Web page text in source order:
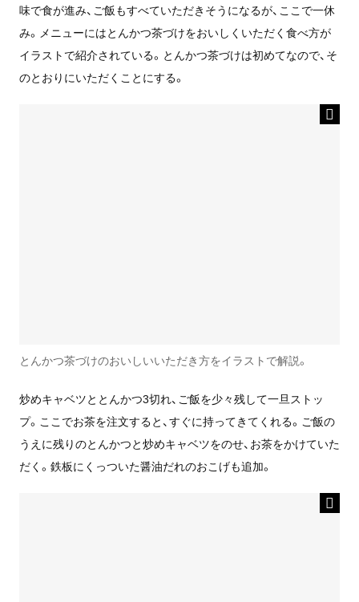
味で食が進み、ご飯もすべていただきそうになるが、ここで一休
み。メニューにはとんかつ茶づけをおいしくいただく食べ方が
イラストで紹介されている。とんかつ茶づけは初めてなので、そ
のとおりにいただくことにする。
とんかつ茶づけのおいしいいただき方をイラストで解説。
炒めキャベツととんかつ3切れ、ご飯を少々残して一旦ストッ
プ。ここでお茶を注文すると、すぐに持ってきてくれる。ご飯の
うえに残りのとんかつと炒めキャベツをのせ、お茶をかけていた
だく。鉄板にくっついた醤油だれのおこげも追加。